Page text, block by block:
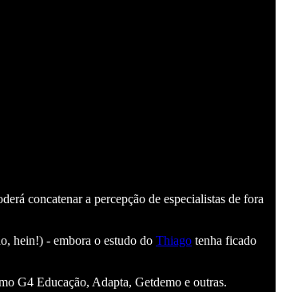
concatenar a percepção de especialistas de fora
hein!) - embora o estudo do Thiago tenha ficado
G4 Educação, Adapta, Getdemo e outras.